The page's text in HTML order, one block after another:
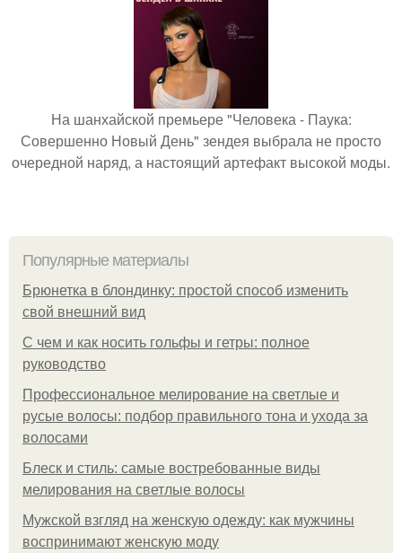
На шанхайской премьере "Человека - Паука:
Совершенно Новый День" зендея выбрала не просто
очередной наряд, а настоящий артефакт высокой моды.
Популярные материалы
Брюнетка в блондинку: простой способ изменить
свой внешний вид
С чем и как носить гольфы и гетры: полное
руководство
Профессиональное мелирование на светлые и
русые волосы: подбор правильного тона и ухода за
волосами
Блеск и стиль: самые востребованные виды
мелирования на светлые волосы
Мужской взгляд на женскую одежду: как мужчины
воспринимают женскую моду